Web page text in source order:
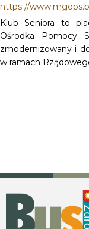
https://
Klub Seniora to
Ośrodka Pomocy
zmodernizowany i
w ramach